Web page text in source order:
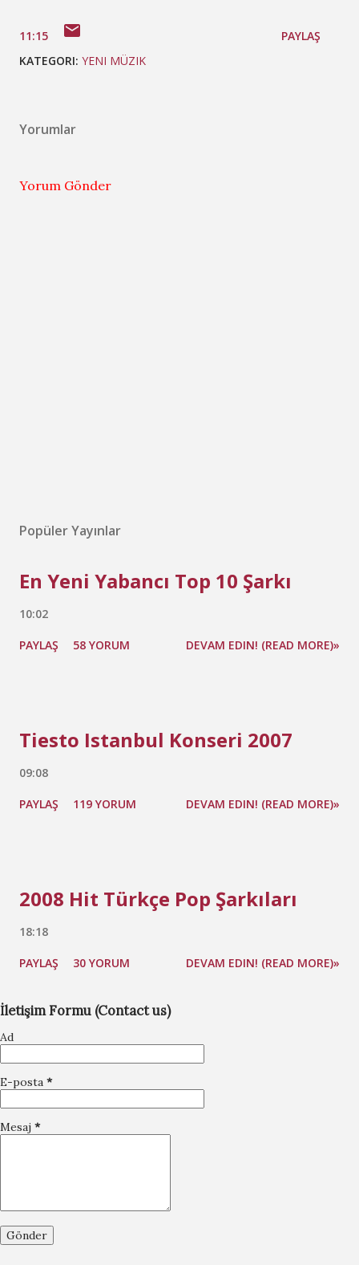
11:15
KATEGORI: YENI MÜZIK
PAYLAŞ
Yorumlar
Yorum Gönder
Popüler Yayınlar
En Yeni Yabancı Top 10 Şarkı
10:02
PAYLAŞ 58 YORUM DEVAM EDIN! (READ MORE)»
Tiesto Istanbul Konseri 2007
09:08
PAYLAŞ 119 YORUM DEVAM EDIN! (READ MORE)»
2008 Hit Türkçe Pop Şarkıları
18:18
PAYLAŞ 30 YORUM DEVAM EDIN! (READ MORE)»
İletişim Formu (Contact us)
Ad
E-posta *
Mesaj *